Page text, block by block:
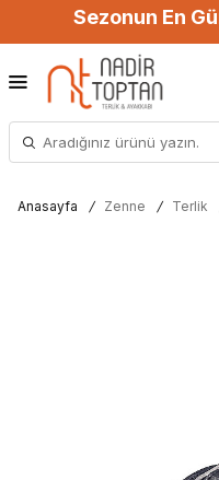
Sezonun En
Anasayfa / Zenne / Terlik